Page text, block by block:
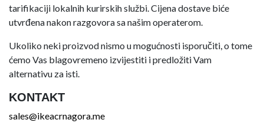
tarifikaciji lokalnih kurirskih službi. Cijena dostave biće
utvrđena nakon razgovora sa našim operaterom.
Ukoliko neki proizvod nismo u mogućnosti isporučiti, o tome
ćemo Vas blagovremeno izvijestiti i predložiti Vam
alternativu za isti.
KONTAKT
sales@ikeacrnagora.me